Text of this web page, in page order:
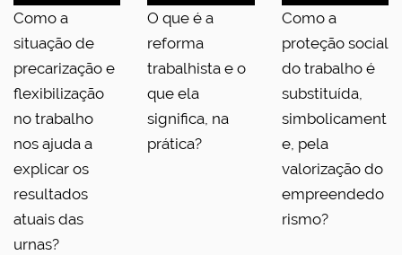
Como a
situação de
precarização e
flexibilização
no trabalho
nos ajuda a
explicar os
resultados
atuais das
urnas?
O que é a
reforma
trabalhista e o
que ela
significa, na
prática?
Como a
proteção social
do trabalho é
substituída,
simbolicament
e, pela
valorização do
empreendedo
rismo?